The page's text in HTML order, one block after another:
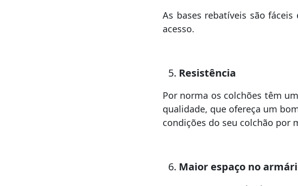
As bases rebatíveis são
acesso.
Resistência
Por norma os colchões têm
qualidade, que ofereça um
condições do seu colchão por
Maior espaço no